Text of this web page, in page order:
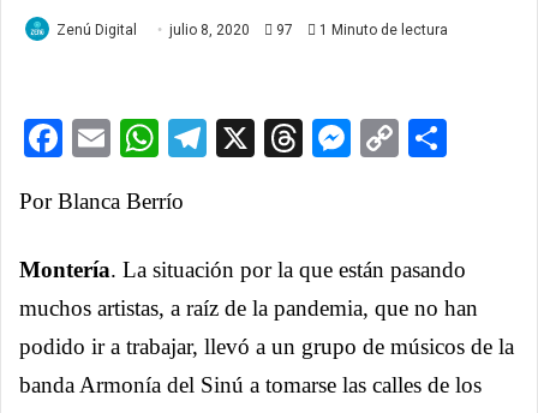
Zenú Digital julio 8, 2020 97 1 Minuto de lectura
Facebook
EmailWhatsApp
Telegram
X ThreadsCopy
Por Blanca Berrío
Montería. La situación por la que están pasando
muchos artistas, a raíz de la pandemia, que no han
podido ir a trabajar, llevó a un grupo de músicos de la
banda Armonía del Sinú a tomarse las calles de los